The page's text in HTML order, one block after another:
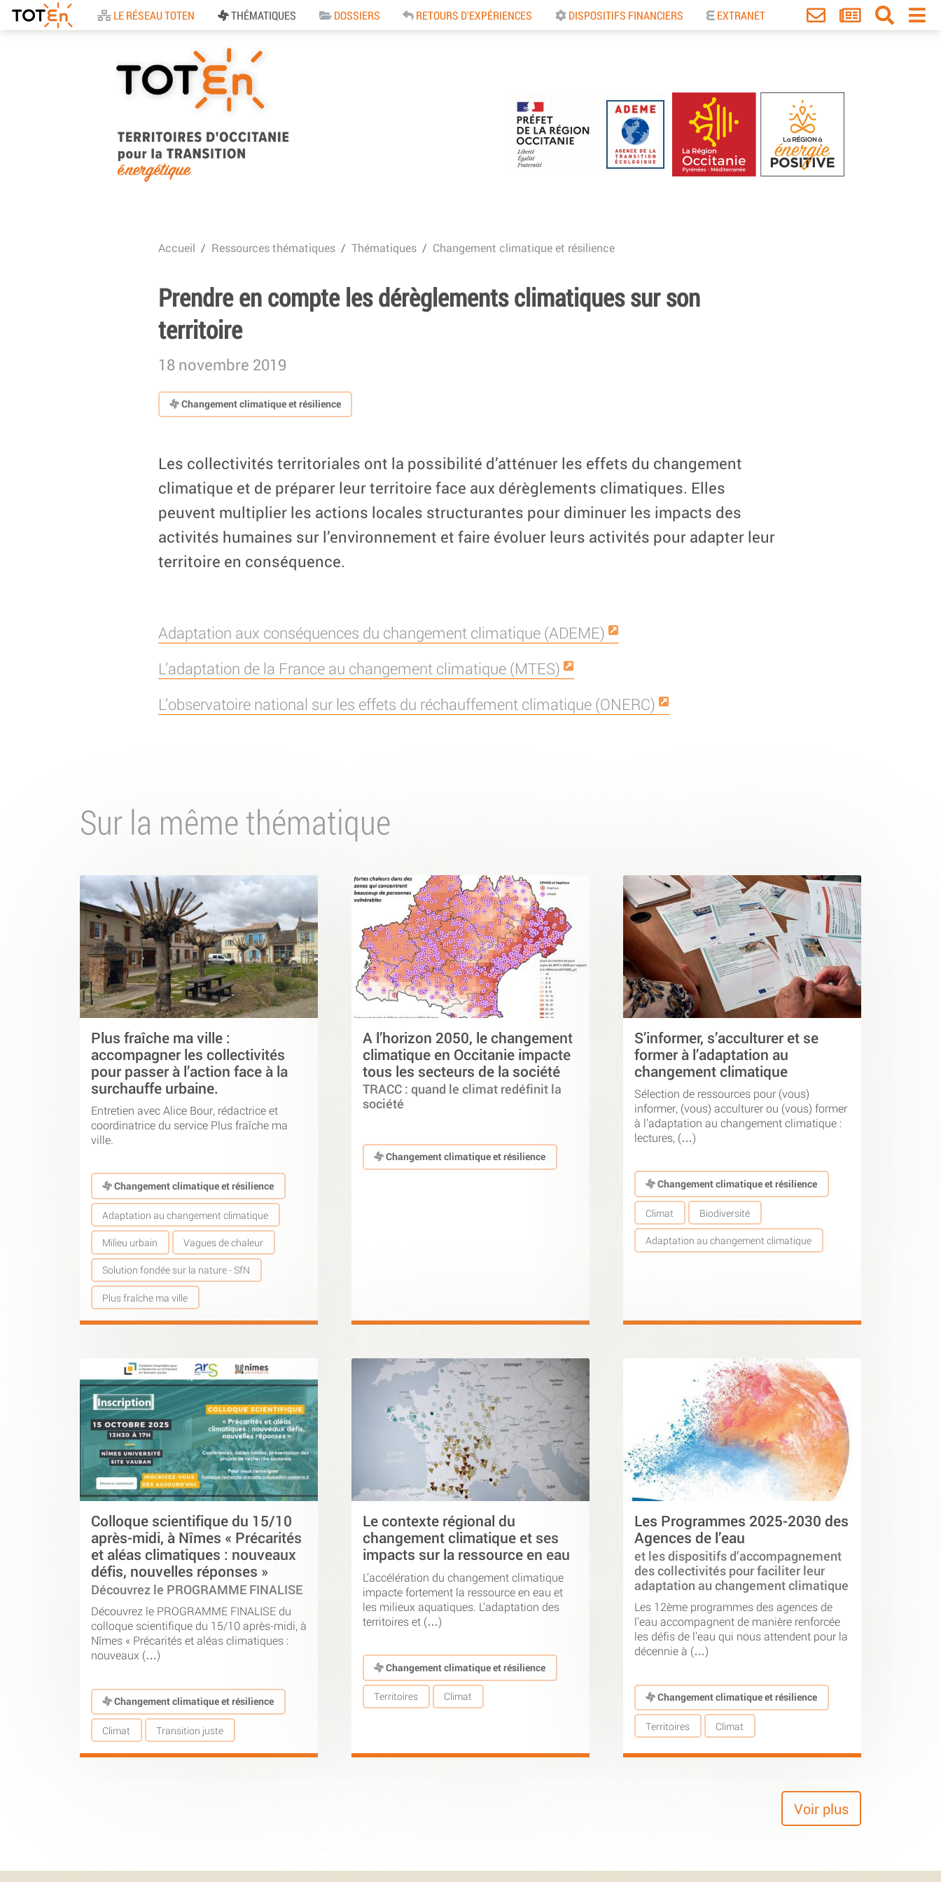
Accueil
LE RÉSEAU TOTEN THÉMATIQUES DOSSIERS RETOURS D'EXPÉRIENCES DISPOSITIFS FINANCIERS EXTRANET
pour la Transition
Energétique
Accueil Ressources thématiques Thématiques Changement climatique et résilience
Prendre en compte les dérèglements climatiques sur son
territoire
18 novembre 2019
Changement climatique et résilience
Les collectivités territoriales ont la possibilité d’atténuer les effets du changement
climatique et de préparer leur territoire face aux dérèglements climatiques. Elles
peuvent multiplier les actions locales structurantes pour diminuer les impacts des
activités humaines sur l’environnement et faire évoluer leurs activités pour adapter leur
territoire en conséquence.
Adaptation aux conséquences du changement climatique (ADEME)
L’adaptation de la France au changement climatique (MTES)
L’observatoire national sur les effets du réchauffement climatique (ONERC)
Sur la même thématique
Plus fraîche ma ville :
accompagner les collectivités
pour passer à l’action face à la
surchauffe urbaine.
Entretien avec Alice Bour, rédactrice et
coordinatrice du service Plus fraîche ma
ville.
Changement climatique et résilience
Adaptation au changement climatique
Milieu urbain Vagues de chaleur
Solution fondée sur la nature - SfN
Plus fraîche ma ville
A l’horizon 2050, le changement
climatique en Occitanie impacte
tous les secteurs de la société
TRACC : quand le climat redéfinit la
société
Changement climatique et résilience
S’informer, s’acculturer et se
former à l’adaptation au
changement climatique
Sélection de ressources pour (vous)
informer, (vous) acculturer ou (vous) former
à l’adaptation au changement climatique :
lectures, (…)
Changement climatique et résilience
Climat Biodiversité
Adaptation au changement climatique
Colloque scientifique du 15/10
après-midi, à Nîmes « Précarités
et aléas climatiques : nouveaux
défis, nouvelles réponses »
Découvrez le PROGRAMME FINALISE
Découvrez le PROGRAMME FINALISE du
colloque scientifique du 15/10 après-midi, à
Nîmes « Précarités et aléas climatiques :
nouveaux (…)
Changement climatique et résilience
Climat Transition juste
Le contexte régional du
changement climatique et ses
impacts sur la ressource en eau
L’accélération du changement climatique
impacte fortement la ressource en eau et
les milieux aquatiques. L’adaptation des
territoires et (…)
Changement climatique et résilience
Territoires Climat
Les Programmes 2025-2030 des
Agences de l’eau
et les dispositifs d’accompagnement
des collectivités pour faciliter leur
adaptation au changement climatique
Les 12ème programmes des agences de
l’eau accompagnent de manière renforcée
les défis de l’eau qui nous attendent pour la
décennie à (…)
Changement climatique et résilience
Territoires Climat
Voir plus